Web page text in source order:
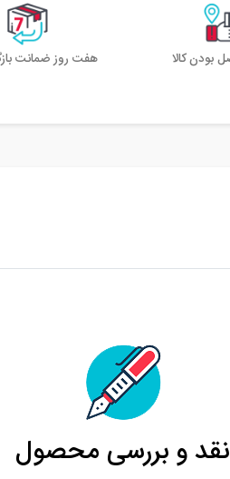
بودن کالا هفت روز ضمانت
نقد و بررسی محصول